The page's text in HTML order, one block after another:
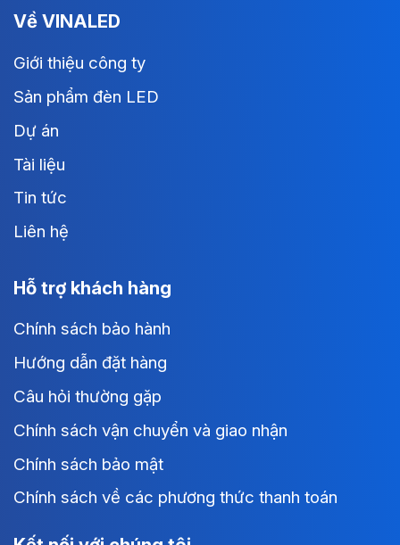
Về VINALED
Giới thiệu công ty
Sản phẩm đèn LED
Dự án
Tài liệu
Tin tức
Liên hệ
Hỗ trợ khách hàng
Chính sách bảo hành
Hướng dẫn đặt hàng
Câu hỏi thường gặp
Chính sách vận chuyển và giao nhận
Chính sách bảo mật
Chính sách về các phương thức thanh toán